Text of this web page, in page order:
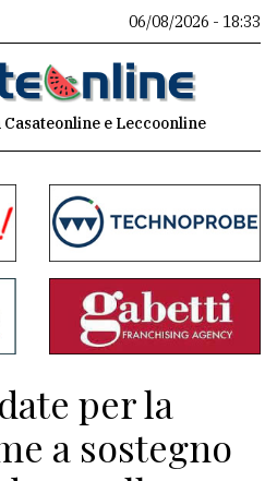
06/08/2026 - 18:33
e Leccoonline
per la
a sostegno